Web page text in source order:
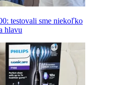
testovali sme niekoľko
hlavu